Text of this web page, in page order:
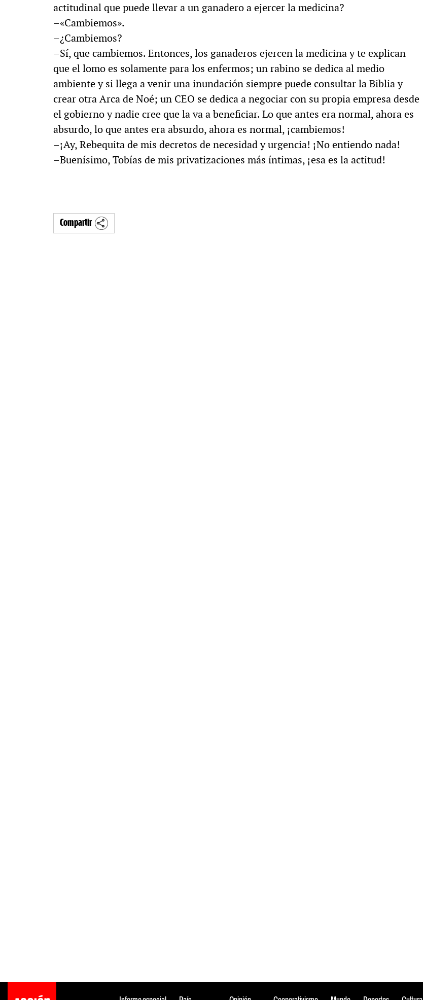
actitudinal que puede llevar a un ganadero a ejercer la medicina?
–«Cambiemos».
–¿Cambiemos?
–Sí, que cambiemos. Entonces, los ganaderos ejercen la medicina y te explican
que el lomo es solamente para los enfermos; un rabino se dedica al medio
ambiente y si llega a venir una inundación siempre puede consultar la Biblia y
crear otra Arca de Noé; un CEO se dedica a negociar con su propia empresa desde
el gobierno y nadie cree que la va a beneficiar. Lo que antes era normal, ahora es
absurdo, lo que antes era absurdo, ahora es normal, ¡cambiemos!
–¡Ay, Rebequita de mis decretos de necesidad y urgencia! ¡No entiendo nada!
–Buenísimo, Tobías de mis privatizaciones más íntimas, ¡esa es la actitud!
Compartir